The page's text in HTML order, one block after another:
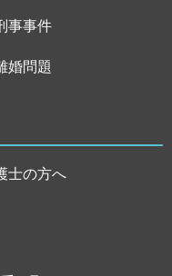
事事件
婚問題
士の方へ